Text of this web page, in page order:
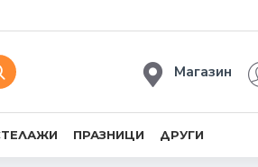
Магазин
ПРАЗНИЦИ ДРУГИ